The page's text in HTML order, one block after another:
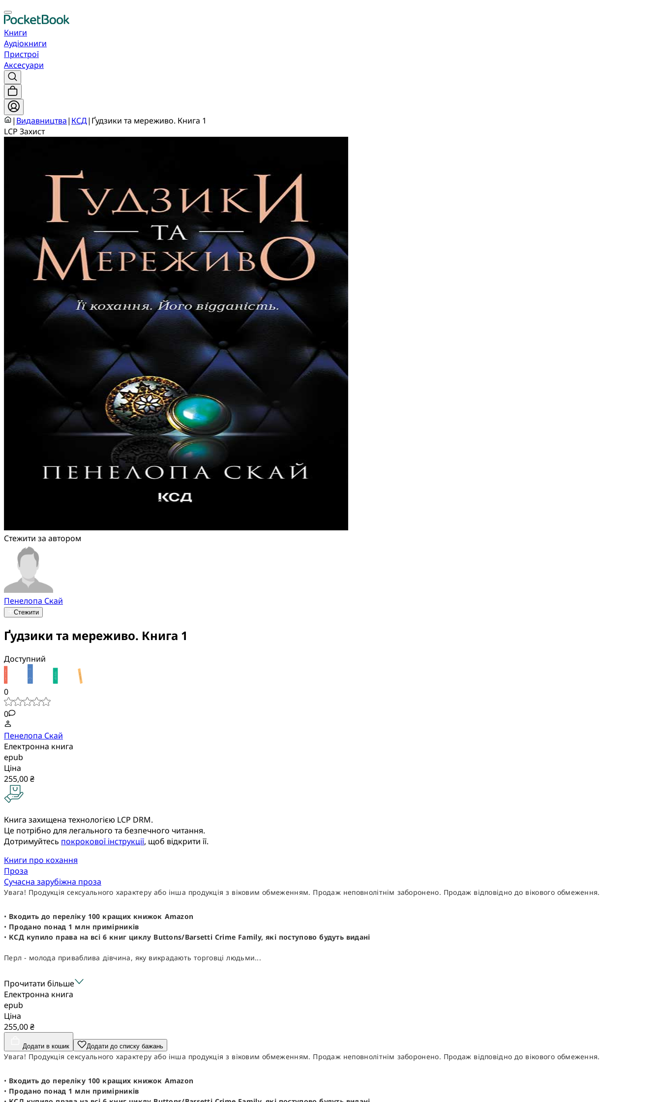
Книги
Аудіокниги
Пристрої
Аксесуари
| Видавництва| КСД| Ґудзики та мереживо. Книга 1
LCP Захист
Стежити за автором
Пенелопа Скай
Стежити
Ґудзики та мереживо. Книга 1
Доступний
0
0
Пенелопа Скай
Електронна книга
epub
Ціна
255,00 ₴
Книга захищена технологією LCP DRM.
Це потрібно для легального та безпечного читання.
Дотримуйтесь покрокової інструкції, щоб відкрити її.
Книги про кохання
Проза
Сучасна зарубіжна проза
Увага! Продукція сексуального характеру або інша продукція з віковим обмеженням. Продаж неповнолітнім заборонено. Продаж відповідно до вікового обмеження.
• Входить до переліку 100 кращих книжок Amazon
• Продано понад 1 млн примірників
• КСД купило права на всі 6 книг циклу Buttons/Barsetti Crime Family, які поступово будуть видані
Перл - молода приваблива дівчина, яку викрадають торговці людьми...
Прочитати більше
Електронна книга
epub
Ціна
255,00 ₴
Додати в кошик Додати до списку бажань
Увага! Продукція сексуального характеру або інша продукція з віковим обмеженням. Продаж неповнолітнім заборонено. Продаж відповідно до вікового обмеження.
• Входить до переліку 100 кращих книжок Amazon
• Продано понад 1 млн примірників